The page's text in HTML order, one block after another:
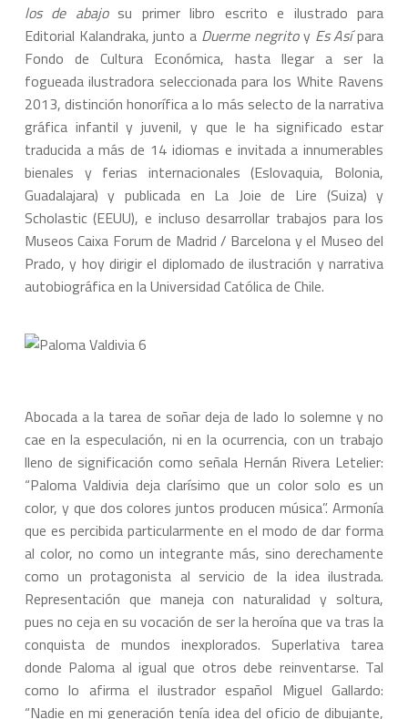
los de abajosu primer libro escrito e ilustrado para
Editorial Kalandraka, junto a Duerme negritoy Es Asípara
Fondo de Cultura Económica, hasta llegar a ser la
fogueada ilustradora seleccionada para los White Ravens
2013, distinción honorífica a lo más selecto de la narrativa
gráfica infantil y juvenil, y que le ha significado estar
traducida a más de 14 idiomas e invitada a innumerables
bienales y ferias internacionales (Eslovaquia, Bolonia,
Guadalajara) y publicada en La Joie de Lire (Suiza) y
Scholastic (EEUU), e incluso desarrollar trabajos para los
Museos Caixa Forum de Madrid / Barcelona y el Museo del
Prado, y hoy dirigir el diplomado de ilustración y narrativa
autobiográfica en la Universidad Católica de Chile.
Abocada a la tarea de soñar deja de lado lo solemne y no
cae en la especulación, ni en la ocurrencia, con un trabajo
lleno de significación como señala Hernán Rivera Letelier:
“Paloma Valdivia deja clarísimo que un color solo es un
color, y que dos colores juntos producen música”. Armonía
que es percibida particularmente en el modo de dar forma
al color, no como un integrante más, sino derechamente
como un protagonista al servicio de la idea ilustrada.
Representación que maneja con naturalidad y soltura,
pues no ceja en su vocación de ser la heroína que va tras la
conquista de mundos inexplorados. Superlativa tarea
donde Paloma al igual que otros debe reinventarse. Tal
como lo afirma el ilustrador español Miguel Gallardo:
“Nadie en mi generación tenía idea del oficio de dibujante,